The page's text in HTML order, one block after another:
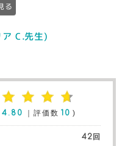
る
ア C.先生)
4.80 ｜評価数 10 )
42回